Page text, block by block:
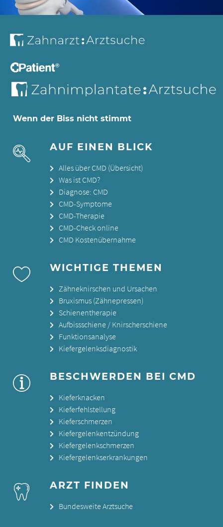
Wenn der Biss nicht stimmt
AUF EINEN BLICK
Alles über CMD (Übersicht)
Was ist CMD?
Diagnose: CMD
CMD-Symptome
CMD-Therapie
CMD-Check online
CMD Kostenübernahme
WICHTIGE THEMEN
Zähneknirschen und Ursachen
Bruxismus (Zähnepressen)
Schienentherapie
Aufbissschiene / Knirscherschiene
Funktionsanalyse
Kiefergelenksdiagnostik
BESCHWERDEN BEI CMD
Kieferknacken
Kieferfehlstellung
Kieferschmerzen
Kiefergelenkentzündung
Kiefergelenkschmerzen
Kiefergelenkserkrankungen
ARZT FINDEN
Bundesweite Arztsuche